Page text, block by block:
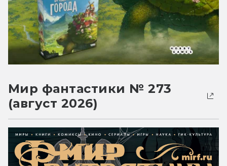
Мир фантастики № 273
(август 2026)